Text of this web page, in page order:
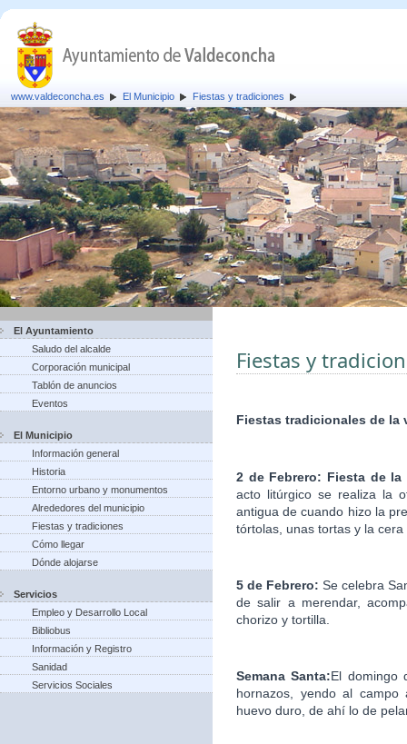
www.valdeconcha.es El Municipio Fiestas y tradiciones
El Ayuntamiento
Saludo del alcalde
Corporación municipal
Tablón de anuncios
Eventos
El Municipio
Información general
Historia
Entorno urbano y monumentos
Alrededores del municipio
Fiestas y tradiciones
Cómo llegar
Dónde alojarse
Servicios
Empleo y Desarrollo Local
Bibliobus
Información y Registro
Sanidad
Servicios Sociales
Fiestas y
Fiestas tradicionales de la
2 de Febrero: Fiesta de la
acto litúrgico se realiza la
antigua de cuando hizo la
tórtolas, unas tortas y la cera
5 de Febrero:Se celebra
de salir a merendar,
chorizo y tortilla.
Semana Santa:El domingo
hornazos, yendo al
huevo duro, de ahí lo de